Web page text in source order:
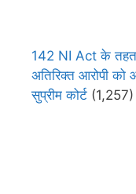
142 NI Act के तहत
अतिरिक्त आरोपी को
सुप्रीम कोर्ट (1,257)